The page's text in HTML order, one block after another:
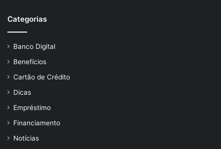
Categorias
Banco Digital
Benefícios
Cartão de Crédito
Dicas
Empréstimo
Financiamento
Notícias